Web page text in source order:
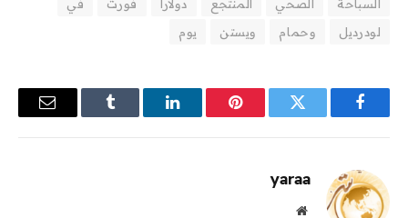
السباحة الصحي المنتجع دولارا فورت
في
لودرديل
وحمام ويستن يوم
فيسبوك تويتر بينتيريستلينكدإن Tumblr
البريد
yaraa
موقع